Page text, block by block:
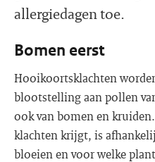
allergiedagen toe.
Bomen eerst
Hooikoortsklachten
blootstelling aan pollen
ook van bomen en
klachten krijgt, is
bloeien en voor welke